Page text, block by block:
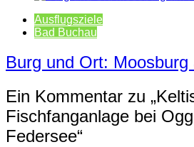
Ausflugsziele
Bad Buchau
Burg und Ort:
Ein Kommentar zu „
Fischfanganlage bei
Federsee“